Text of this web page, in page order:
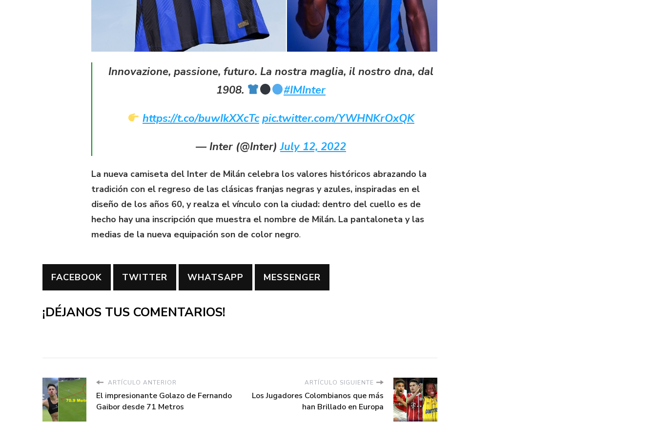
Innovazione, passione, futuro. La nostra maglia, il nostro dna, dal
1908.
#IMInter
https://t.co/buwIkXXcTc pic.twitter.com/YWHNKrOxQK
— Inter (@Inter)July 12, 2022
La nueva camiseta del Inter de Milán celebra los valores históricos abrazando la
tradición con el regreso de las clásicas franjas negras y azules, inspiradas en el
diseño de los años 60, y realza el vínculo con la ciudad: dentro del cuello es de
hecho hay una inscripción que muestra el nombre de Milán. La pantaloneta y las
medias de la nueva equipación son de color negro.
FACEBOOK TWITTER WHATSAPP MESSENGER
¡DÉJANOS TUS COMENTARIOS!
ARTÍCULO ANTERIOR
El impresionante Golazo de Fernando
Gaibor desde 71 Metros
ARTÍCULO SIGUIENTE
Los Jugadores Colombianos que más
han Brillado en Europa